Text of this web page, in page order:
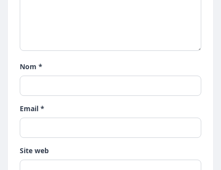
Nom *
Email *
Site web